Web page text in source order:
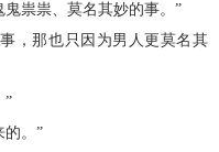
祟祟、莫名其妙的事。”
那也只因为男人更莫名其
”
。”